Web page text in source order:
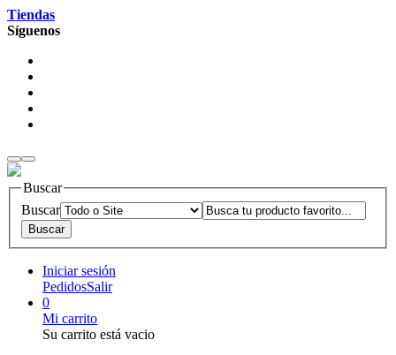
Tiendas
Síguenos
Buscar
Buscar
Iniciar sesión
PedidosSalir
0
Mi carrito
Su carrito está vacio